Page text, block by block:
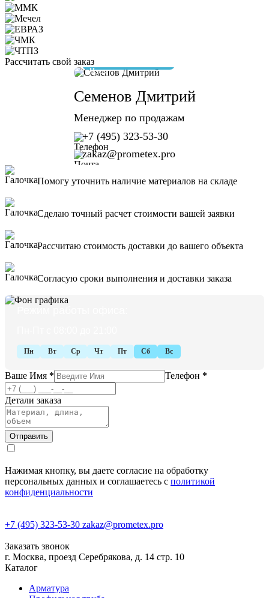
Рассчитать свой заказ
Семенов Дмитрий
Менеджер по продажам
+7 (495) 323-53-30
zakaz@prometex.pro
Ваше Имя * Телефон *
Детали заказа
Нажимая кнопку, вы даете согласие на обработку
персональных данных и соглашаетесь с политикой
конфиденциальности
Помогу уточнить наличие материалов на складе
Сделаю точный расчет стоимости вашей заявки
Рассчитаю стоимость доставки до вашего объекта
Согласую сроки выполнения и доставки заказа
Пн Вт Ср Чт Пт Сб Вс
+7 (495) 323-53-30 zakaz@prometex.pro
Заказать звонок
г. Москва, проезд Серебрякова, д. 14 стр. 10
Каталог
Арматура